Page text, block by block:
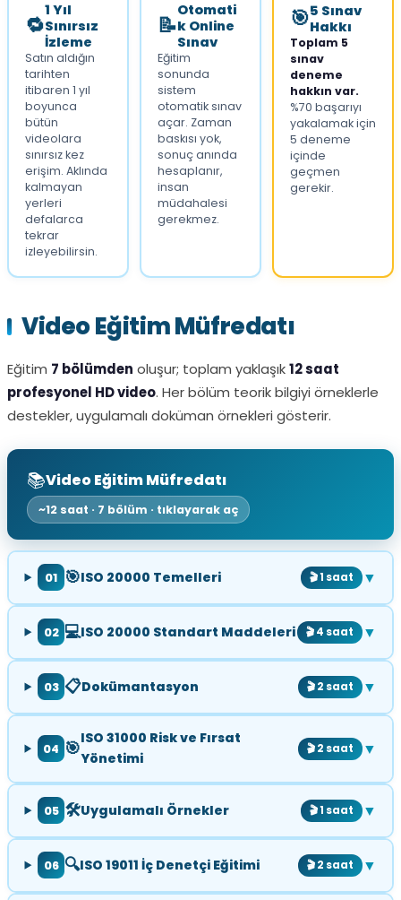
🔁
1 Yıl
Sınırsız
İzleme
Satın aldığın
tarihten
itibaren 1 yıl
boyunca
bütün
videolara
sınırsız kez
erişim. Aklında
kalmayan
yerleri
defalarca
tekrar
izleyebilirsin.
📝
Otomati
k Online
Sınav
Eğitim
sonunda
sistem
otomatik sınav
açar. Zaman
baskısı yok,
sonuç anında
hesaplanır,
insan
müdahalesi
gerekmez.
🎯5 Sınav
Hakkı
Toplam 5
sınav
deneme
hakkın var.
%70 başarıyı
yakalamak için
5 deneme
içinde
geçmen
gerekir.
Video Eğitim Müfredatı
Eğitim 7 bölümden oluşur; toplam yaklaşık12 saat
profesyonel HD video. Her bölüm teorik bilgiyi örneklerle
destekler, uygulamalı doküman örnekleri gösterir.
📚Video Eğitim Müfredatı
~12 saat · 7 bölüm · tıklayarak aç
01 🎯ISO 20000 Temelleri 🎬 1 saat ▼
02 💻ISO 20000 Standart Maddeleri 🎬 4 saat ▼
03 📋Dokümantasyon 🎬 2 saat ▼
04 🎯ISO 31000 Risk ve Fırsat
Yönetimi
🎬 2 saat ▼
05 🛠️Uygulamalı Örnekler 🎬 1 saat ▼
06 🔍ISO 19011 İç Denetçi Eğitimi 🎬 2 saat ▼